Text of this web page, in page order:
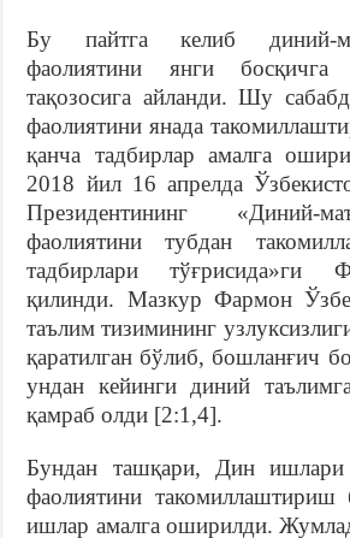
Бу пайтга келиб диний-
фаолиятини янги
тақозосига айланди. Шу
фаолиятини янада
қанча тадбирлар амалга
2018 йил 16 апрелда
Президентининг «Диний-
фаолиятини тубдан
тадбирлари тўғрисида»ги
қилинди. Мазкур Фармон
таълим тизимининг
қаратилган бўлиб, бошланғич
ундан кейинги диний
қамраб олди [2:1,4].
Бундан ташқари, Дин ишлари
фаолиятини такомиллаштириш
ишлар амалга оширилди.